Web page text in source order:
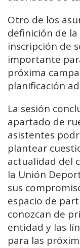
Otro de los
definición de
inscripción de
importante
próxima
planificación
La sesión
apartado de
asistentes
plantear
actualidad del
la Unión
sus
espacio de
conozcan de
entidad y las
para las